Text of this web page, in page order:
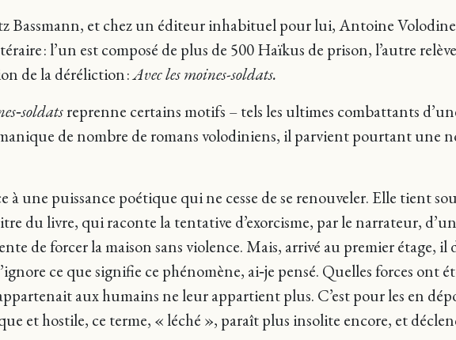
Bassmann, et chez un éditeur inhabituel pour lui, Antoine
: l’un est composé de plus de 500 Haïkus de prison, l’autre
de la déréliction :Avec les moines-soldats.
reprenne certains motifs – tels les ultimes combattants
de nombre de romans volodiniens, il parvient pourtant une
à une puissance poétique qui ne cesse de se renouveler. Elle tient
du livre, qui raconte la tentative d’exorcisme, par le narrateur,
de forcer la maison sans violence. Mais, arrivé au premier étage,
ce que signifie ce phénomène, ai‑je pensé. Quelles forces ont
aux humains ne leur appartient plus. C’est pour les en
et hostile, ce terme, « léché », paraît plus insolite encore, et